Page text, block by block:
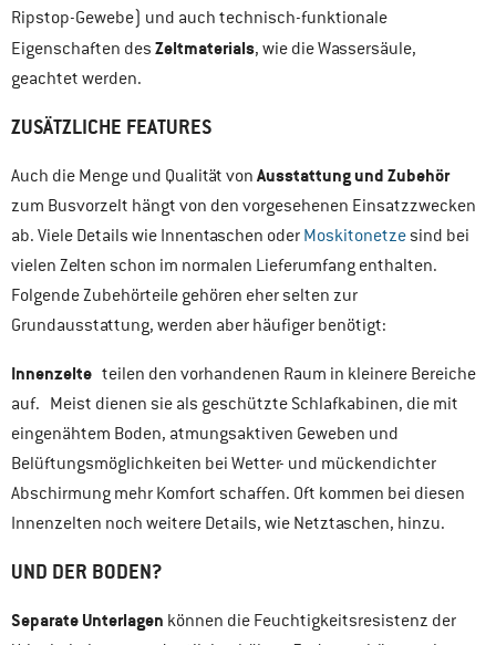
Ripstop-Gewebe) und auch technisch-funktionale
Eigenschaften des Zeltmaterials, wie die Wassersäule,
geachtet werden.
ZUSÄTZLICHE FEATURES
Auch die Menge und Qualität von Ausstattung und Zubehör
zum Busvorzelt hängt von den vorgesehenen Einsatzzwecken
ab. Viele Details wie Innentaschen oder Moskitonetzesind bei
vielen Zelten schon im normalen Lieferumfang enthalten.
Folgende Zubehörteile gehören eher selten zur
Grundausstattung, werden aber häufiger benötigt:
Innenzelte teilen den vorhandenen Raum in kleinere Bereiche
auf. Meist dienen sie als geschützte Schlafkabinen, die mit
eingenähtem Boden, atmungsaktiven Geweben und
Belüftungsmöglichkeiten bei Wetter- und mückendichter
Abschirmung mehr Komfort schaffen. Oft kommen bei diesen
Innenzelten noch weitere Details, wie Netztaschen, hinzu.
UND DER BODEN?
Separate Unterlagen können die Feuchtigkeitsresistenz der